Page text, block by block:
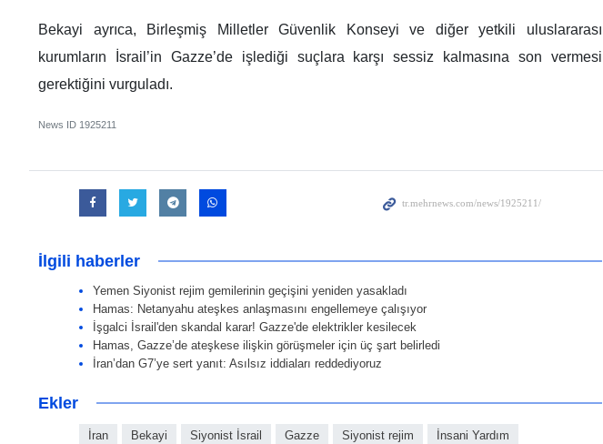
Bekayi ayrıca, Birleşmiş Milletler Güvenlik Konseyi ve diğer yetkili uluslararası
kurumların İsrail’in Gazze’de işlediği suçlara karşı sessiz kalmasına son vermesi
gerektiğini vurguladı.
News ID 1925211
İlgili haberler
Yemen Siyonist rejim gemilerinin geçişini yeniden yasakladı
Hamas: Netanyahu ateşkes anlaşmasını engellemeye çalışıyor
İşgalci İsrail'den skandal karar! Gazze'de elektrikler kesilecek
Hamas, Gazze’de ateşkese ilişkin görüşmeler için üç şart belirledi
İran’dan G7’ye sert yanıt: Asılsız iddiaları reddediyoruz
Ekler
İran Bekayi Siyonist İsrail Gazze Siyonist rejim İnsani Yardım